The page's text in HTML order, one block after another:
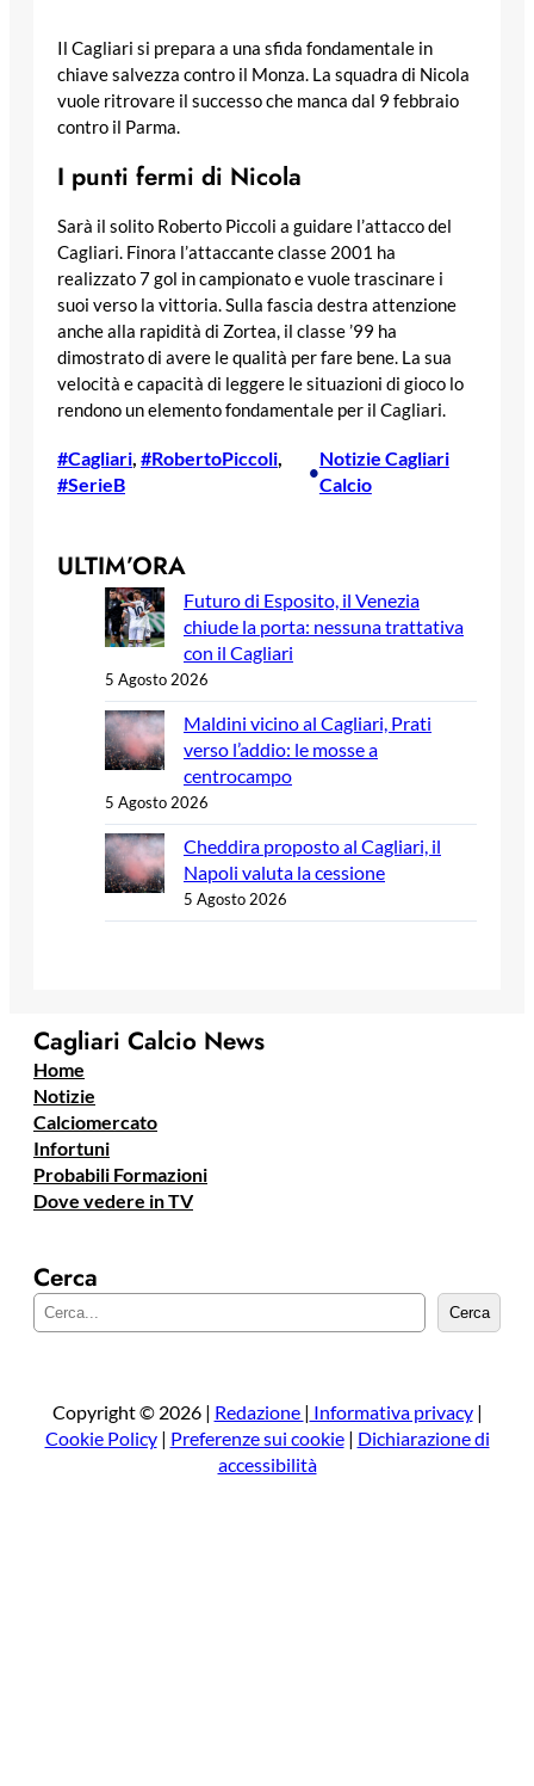
Il Cagliari si prepara a una sfida fondamentale in
chiave salvezza contro il Monza. La squadra di Nicola
vuole ritrovare il successo che manca dal 9 febbraio
contro il Parma.
I punti fermi di Nicola
Sarà il solito Roberto Piccoli a guidare l’attacco del
Cagliari. Finora l’attaccante classe 2001 ha
realizzato 7 gol in campionato e vuole trascinare i
suoi verso la vittoria. Sulla fascia destra attenzione
anche alla rapidità di Zortea, il classe ’99 ha
dimostrato di avere le qualità per fare bene. La sua
velocità e capacità di leggere le situazioni di gioco lo
rendono un elemento fondamentale per il Cagliari.
#Cagliari, #RobertoPiccoli
#SerieB
•
Notizie Cagliari
Calcio
ULTIM’ORA
Futuro di Esposito, il Venezia
chiude la porta: nessuna trattativa
con il Cagliari
5 Agosto 2026
Maldini vicino al Cagliari, Prati
verso l’addio: le mosse a
centrocampo
5 Agosto 2026
Cheddira proposto al Cagliari, il
Napoli valuta la cessione
5 Agosto 2026
Cagliari Calcio News
Home
Notizie
Calciomercato
Infortuni
Probabili Formazioni
Dove vedere in TV
Cerca
e
a
Cerca
Copyright © 2026 | Redazione | Informativa privacy|
Cookie Policy| Preferenze sui cookie| Dichiarazione di
accessibilità